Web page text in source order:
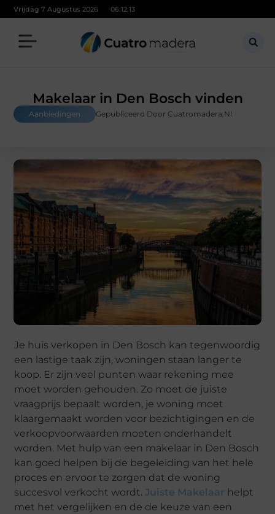
Vrijdag 7 Augustus 2026 06:12:14
Makelaar in Den Bosch vinden
Aanbiedingen Gepubliceerd Door Cuatromadera.nl
Je huis verkopen in Den Bosch kan tegenwoordig
een lastige taak zijn, woningen staan langer te
koop. Er zijn veel punten waar rekening mee
moet worden gehouden. Zo moet de juiste
vraagprijs bepaalt worden, je woning moet
klaargemaakt worden voor bezichtigingen en de
verkoopvoorwaarden moeten onderhandelt
worden. Met hulp van een makelaar in Den Bosch
kan goed helpen bij de begeleiding van het hele
proces en ervoor te zorgen dat de woning
succesvol verkocht wordt.Juiste Makelaar helpt
met het vergelijken en de de keuze van een